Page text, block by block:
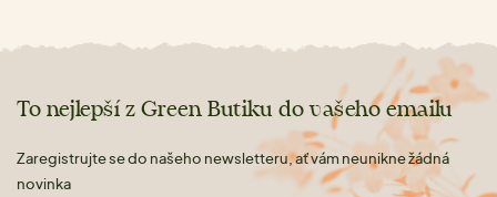
To nejlepší z Green Butiku do vašeho emailu
Zaregistrujte se do našeho newsletteru, ať vám neunikne žádná
novinka